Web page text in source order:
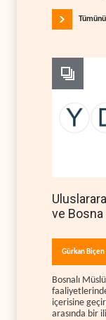
ve Bosna
Gürkan Biçen
Bosnalı
içerisine
arasında bir